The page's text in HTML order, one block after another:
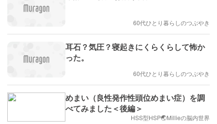
60代ひとり暮らしのつぶやき
耳石？気圧？寝起きにくらくらして怖か
った。
60代ひとり暮らしのつぶやき
めまい（良性発作性頭位めまい症）を調
べてみました＜後編＞
HSS型HSP🌏Millieの脳内世界